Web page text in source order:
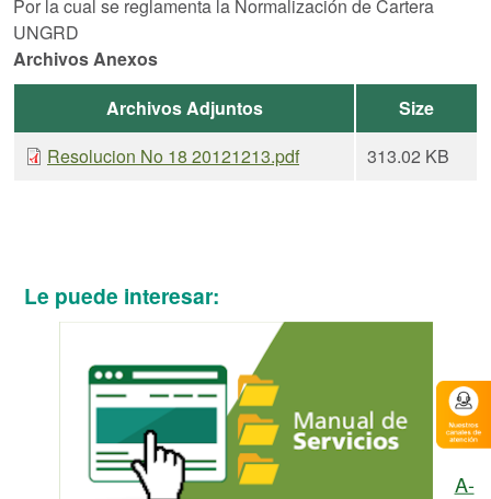
Por la cual se reglamenta la Normalización de Cartera
UNGRD
Archivos Anexos
Archivos Adjuntos
Size
Resolucion No 18 20121213.pdf
313.02 KB
Le puede interesar:
A-